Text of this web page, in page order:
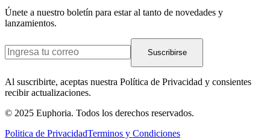
Únete a nuestro boletín para estar al tanto de novedades y
lanzamientos.
Suscribirse
Al suscribirte, aceptas nuestra Política de Privacidad y consientes
recibir actualizaciones.
© 2025 Euphoria. Todos los derechos reservados.
Politica de PrivacidadTerminos y Condiciones